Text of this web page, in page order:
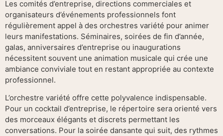
Les comités d’entreprise, directions commerciales et
organisateurs d’événements professionnels font
régulièrement appel à des orchestres variété pour animer
leurs manifestations. Séminaires, soirées de fin d’année,
galas, anniversaires d’entreprise ou inaugurations
nécessitent souvent une animation musicale qui crée une
ambiance conviviale tout en restant appropriée au contexte
professionnel.
L’orchestre variété offre cette polyvalence indispensable.
Pour un cocktail d’entreprise, le répertoire sera orienté vers
des morceaux élégants et discrets permettant les
conversations. Pour la soirée dansante qui suit, des rythmes